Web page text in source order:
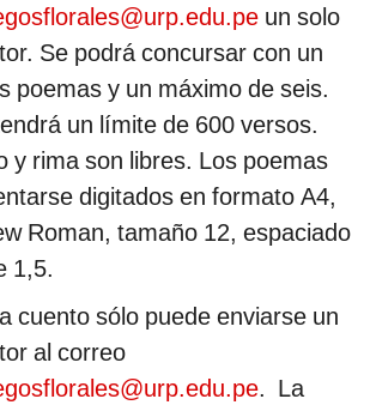
un solo
Se podrá concursar con un
poemas y un máximo de seis.
un límite de 600 versos.
y rima son libres. Los poemas
digitados en formato A4,
Roman, tamaño 12, espaciado
1,5.
cuento sólo puede enviarse un
al correo
. La